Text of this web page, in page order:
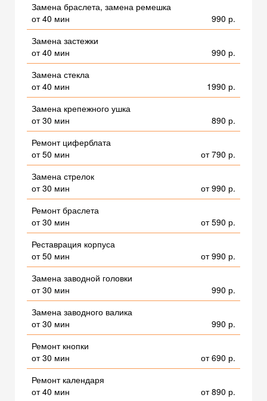
Замена браслета, замена ремешка
от 40 мин
990 р.
Замена застежки
от 40 мин
990 р.
Замена стекла
от 40 мин
1990 р.
Замена крепежного ушка
от 30 мин
890 р.
Ремонт циферблата
от 50 мин
от 790 р.
Замена стрелок
от 30 мин
от 990 р.
Ремонт браслета
от 30 мин
от 590 р.
Реставрация корпуса
от 50 мин
от 990 р.
Замена заводной головки
от 30 мин
990 р.
Замена заводного валика
от 30 мин
990 р.
Ремонт кнопки
от 30 мин
от 690 р.
Ремонт календаря
от 40 мин
от 890 р.